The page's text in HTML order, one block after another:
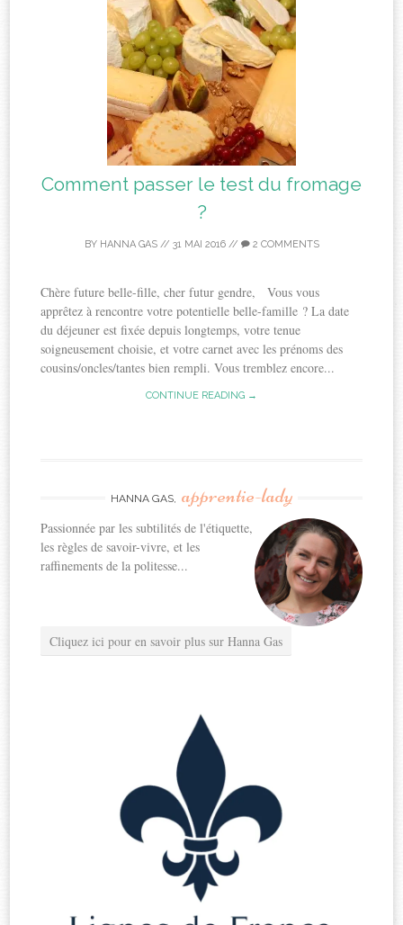
Comment passer le test du fromage
?
BY HANNA GAS// 31 MAI 2016// 2 COMMENTS
Chère future belle-fille, cher futur gendre, Vous vous
apprêtez à rencontre votre potentielle belle-famille ? La date
du déjeuner est fixée depuis longtemps, votre tenue
soigneusement choisie, et votre carnet avec les prénoms des
cousins/oncles/tantes bien rempli. Vous tremblez encore...
CONTINUE READING →
HANNA GAS, apprentie-lady
Passionnée par les subtilités de l'étiquette,
les règles de savoir-vivre, et les
raffinements de la politesse...
Cliquez ici pour en savoir plus sur Hanna Gas